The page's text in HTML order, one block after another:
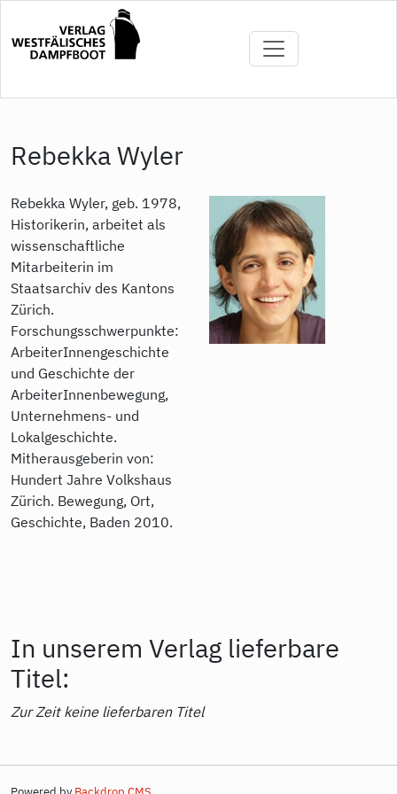
Inhalt
Rebekka Wyler
Rebekka Wyler, geb. 1978,
Historikerin, arbeitet als
wissenschaftliche
Mitarbeiterin im
Staatsarchiv des Kantons
Zürich.
Forschungsschwerpunkte:
ArbeiterInnengeschichte
und Geschichte der
ArbeiterInnenbewegung,
Unternehmens- und
Lokalgeschichte.
Mitherausgeberin von:
Hundert Jahre Volkshaus
Zürich. Bewegung, Ort,
Geschichte, Baden 2010.
In unserem Verlag lieferbare
Titel:
Zur Zeit keine lieferbaren Titel